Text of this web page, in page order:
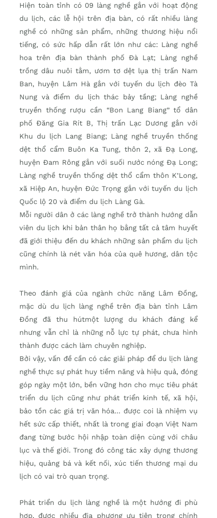
Hiện toàn tỉnh có 09 làng nghề gắn với hoạt động
du lịch, các lễ hội trên địa bàn, có rất nhiều làng
nghề có những sản phẩm, những thương hiệu nổi
tiếng, có sức hấp dẫn rất lớn như các: Làng nghề
hoa trên địa bàn thành phố Đà Lạt; Làng nghề
trồng dâu nuôi tằm, ươm tơ dệt lụa thị trấn Nam
Ban, huyện Lâm Hà gắn với tuyến du lịch đèo Tà
Nung và điểm du lịch thác bảy tầng; Làng nghề
truyền thống rượu cần “Bon Lang Biang” tổ dân
phố Đăng Gia Rít B, Thị trấn Lạc Dương gắn với
Khu du lịch Lang Biang; Làng nghề truyền thống
dệt thổ cẩm Buôn Ka Tung, thôn 2, xã Đạ Long,
huyện Đam Rông gắn với suối nước nóng Đạ Long;
Làng nghề truyền thống dệt thổ cẩm thôn K’Long,
xã Hiệp An, huyện Đức Trọng gắn với tuyến du lịch
Quốc lộ 20 và điểm du lịch Làng Gà.
Mỗi người dân ở các làng nghề trở thành hướng dẫn
viên du lịch khi bản thân họ bằng tất cả tâm huyết
đã giới thiệu đến du khách những sản phẩm du lịch
cũng chính là nét văn hóa của quê hương, dân tộc
mình.
Theo đánh giá của ngành chức năng Lâm Đồng,
mặc dù du lịch làng nghề trên địa bàn tỉnh Lâm
Đồng đã thu hútmột lượng du khách đáng kể
nhưng vẫn chỉ là những nỗ lực tự phát, chưa hình
thành được cách làm chuyên nghiệp.
Bởi vậy, vấn đề cần có các giải pháp để du lịch làng
nghề thực sự phát huy tiềm năng và hiệu quả, đóng
góp ngày một lớn, bền vững hơn cho mục tiêu phát
triển du lịch cũng như phát triển kinh tế, xã hội,
bảo tồn các giá trị văn hóa… được coi là nhiệm vụ
hết sức cấp thiết, nhất là trong giai đoạn Việt Nam
đang từng bước hội nhập toàn diện cùng với châu
lục và thế giới. Trong đó công tác xây dựng thương
hiệu, quảng bá và kết nối, xúc tiến thương mại du
lịch có vai trò quan trọng.
Phát triển du lịch làng nghề là một hướng đi phù
hợp, được nhiều địa phương ưu tiên trong chính